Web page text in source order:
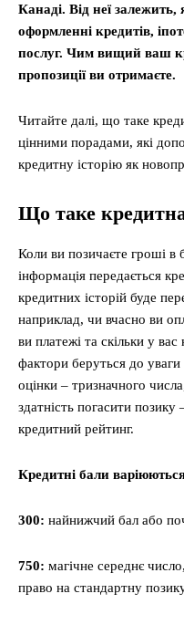
Канаді. Від неї
оформленні кредитів,
послуг. Чим вищий ваш
пропозиції ви отримаєте.
Читайте далі, що таке
цінними порадами, які
кредитну історію як
Що таке
Коли ви позичаєте гроші в
інформація передається
кредитних історій буде
наприклад, чи вчасно ви
ви платежі та скільки у
фактори беруться до
оцінки – тризначного
здатність погасити позику
кредитний рейтинг.
Кредитні бали
300: найнижчий бал або
750: магічне середнє
право на стандартну